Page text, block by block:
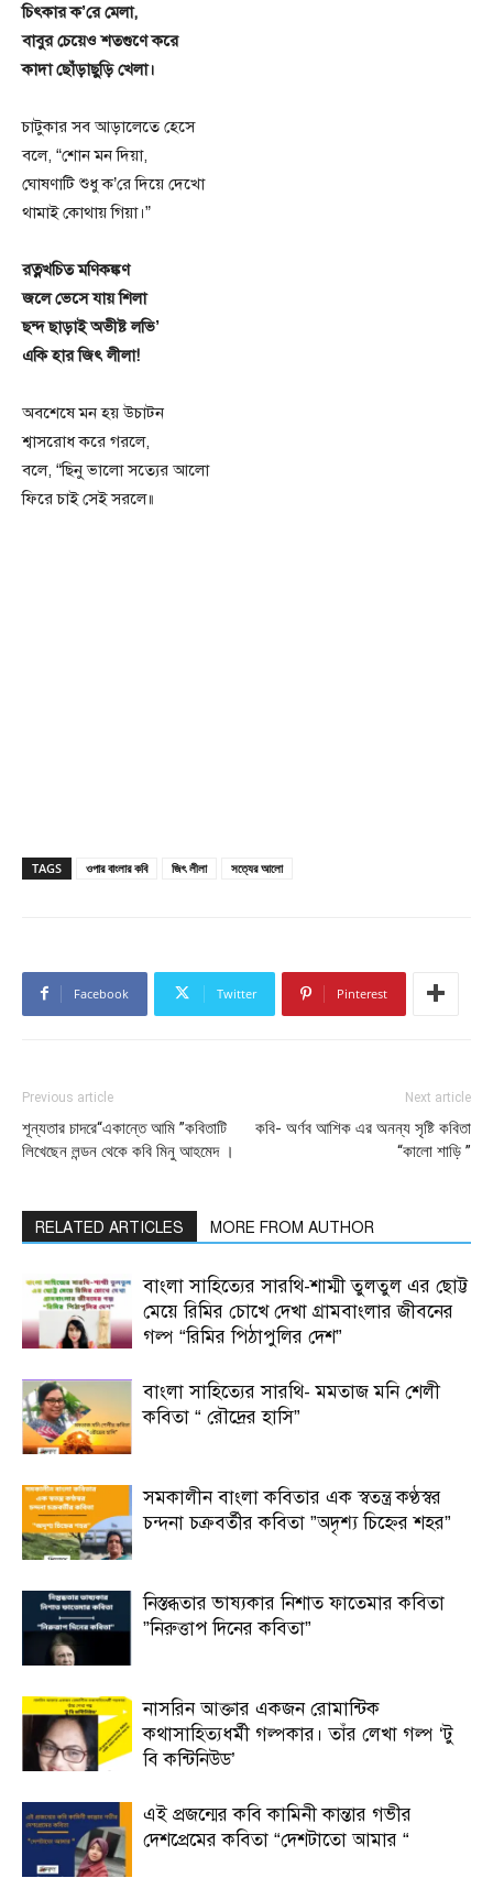
চিৎকার ক’রে মেলা,
বাবুর চেয়েও শতগুণে করে
কাদা ছোঁড়াছুড়ি খেলা।
চাটুকার সব আড়ালেতে হেসে
বলে, “শোন মন দিয়া,
ঘোষণাটি শুধু ক’রে দিয়ে দেখো
থামাই কোথায় গিয়া।”
রত্নখচিত মণিকঙ্কণ
জলে ভেসে যায় শিলা
ছন্দ ছাড়াই অভীষ্ট লভি’
একি হার জিৎ লীলা!
অবশেষে মন হয় উচাটন
শ্বাসরোধ করে গরলে,
বলে, “ছিনু ভালো সত্যের আলো
ফিরে চাই সেই সরলে॥
TAGS ওপার বাংলার কবি জিৎ লীলা সত্যের আলো
Facebook Twitter Pinterest
Previous article
শূন্যতার চাদরে“একান্তে আমি ”কবিতাটি
লিখেছেন লন্ডন থেকে কবি মিনু আহমেদ ।
Next article
কবি- অর্ণব আশিক এর অনন্য সৃষ্টি কবিতা
“কালো শাড়ি ”
RELATED ARTICLES MORE FROM AUTHOR
বাংলা সাহিত্যের সারথি-শাম্মী তুলতুল এর ছোট্ট
মেয়ে রিমির চোখে দেখা গ্রামবাংলার জীবনের
গল্প “রিমির পিঠাপুলির দেশ”
বাংলা সাহিত্যের সারথি- মমতাজ মনি শেলী
কবিতা “ রৌদ্রের হাসি”
সমকালীন বাংলা কবিতার এক স্বতন্ত্র কণ্ঠস্বর
চন্দনা চক্রবর্তীর কবিতা ”অদৃশ্য চিহ্নের শহর”
নিস্তব্ধতার ভাষ্যকার নিশাত ফাতেমার কবিতা
”নিরুত্তাপ দিনের কবিতা”
নাসরিন আক্তার একজন রোমান্টিক
কথাসাহিত্যধর্মী গল্পকার। তাঁর লেখা গল্প ‘টু
বি কন্টিনিউড’
এই প্রজন্মের কবি কামিনী কান্তার গভীর
দেশপ্রেমের কবিতা “দেশটাতো আমার “